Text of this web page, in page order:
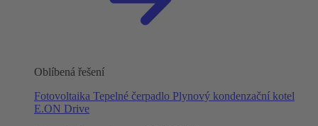
Oblíbená řešení
Fotovoltaika Tepelné čerpadlo Plynový kondenzační kotel
E.ON Drive